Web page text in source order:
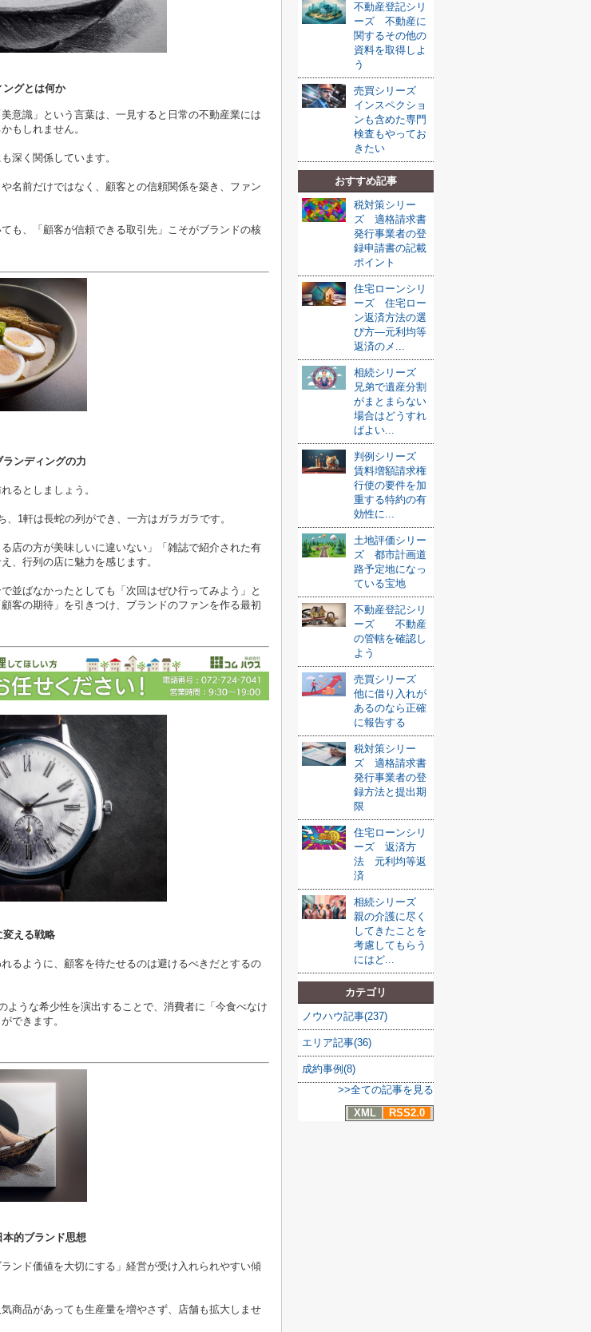
ングとは何か
美意識」という言葉は、一見すると日常の不動産業には
もしれません。
深く関係しています。
名前だけではなく、顧客との信頼関係を築き、ファン
も、「顧客が信頼できる取引先」こそがブランドの核
ンディングの力
るとしましょう。
、1軒は長蛇の列ができ、一方はガラガラです。
店の方が美味しいに違いない」「雑誌で紹介された有
、行列の店に魅力を感じます。
並ばなかったとしても「次回はぜひ行ってみよう」と
客の期待」を引きつけ、ブランドのファンを作る最初
変える戦略
れるように、顧客を待たせるのは避けるべきだとするの
ような希少性を演出することで、消費者に「今食べなけ
できます。
的ブランド思想
ンド価値を大切にする」経営が受け入れられやすい傾
商品があっても生産量を増やさず、店舗も拡大しませ
不動産登記シリ
ーズ 不動産に
関するその他の
資料を取得しよ
う
売買シリーズ
インスペクショ
ンも含めた専門
検査もやってお
きたい
おすすめ記事
税対策シリー
ズ 適格請求書
発行事業者の登
録申請書の記載
ポイント
住宅ローンシリ
ーズ 住宅ロー
ン返済方法の選
び方—元利均等
返済のメ...
相続シリーズ
兄弟で遺産分割
がまとまらない
場合はどうすれ
ばよい...
判例シリーズ
賃料増額請求権
行使の要件を加
重する特約の有
効性に...
土地評価シリー
ズ 都市計画道
路予定地になっ
ている宝地
不動産登記シリ
ーズ 不動産
の管轄を確認し
よう
売買シリーズ
他に借り入れが
あるのなら正確
に報告する
税対策シリー
ズ 適格請求書
発行事業者の登
録方法と提出期
限
住宅ローンシリ
ーズ 返済方
法 元利均等返
済
相続シリーズ
親の介護に尽く
してきたことを
考慮してもらう
にはど...
カテゴリ
ノウハウ記事(237)
エリア記事(36)
成約事例(8)
>>全ての記事を見る
XML
RSS2.0